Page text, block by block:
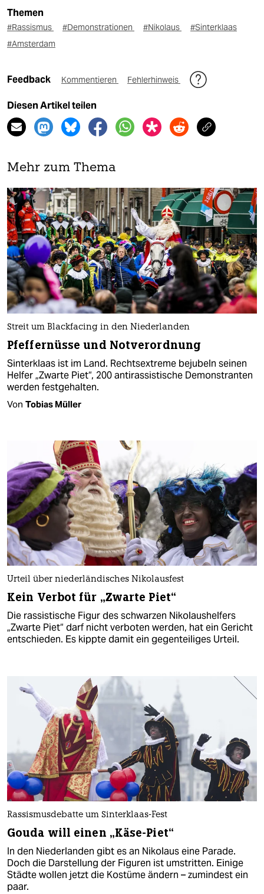
Themen
#Rassismus #Demonstrationen #Nikolaus
#Sinterklaas
#Amsterdam
Feedback Kommentieren Fehlerhinweis
Diesen Artikel teilen
Mehr zum Thema
Streit um Blackfacing in den Niederlanden
Pfeffernüsse und Notverordnung
Sinterklaas ist im Land. Rechtsextreme bejubeln seinen
Helfer „Zwarte Piet“, 200 antirassistische Demonstranten
werden festgehalten.
Von Tobias Müller
Urteil über niederländisches Nikolausfest
Kein Verbot für „Zwarte Piet“
Die rassistische Figur des schwarzen Nikolaushelfers
„Zwarte Piet“ darf nicht verboten werden, hat ein Gericht
entschieden. Es kippte damit ein gegenteiliges Urteil.
Rassismusdebatte um Sinterklaas-Fest
Gouda will einen „Käse-Piet“
In den Niederlanden gibt es an Nikolaus eine Parade.
Doch die Darstellung der Figuren ist umstritten. Einige
Städte wollen jetzt die Kostüme ändern – zumindest ein
paar.